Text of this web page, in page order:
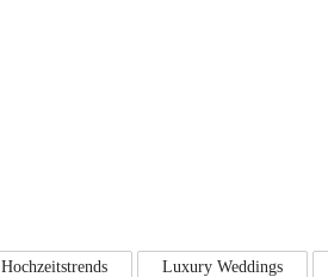
Hochzeitstrends Luxury Weddings